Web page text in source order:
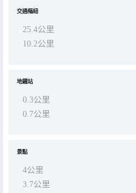
交通樞紐
25.4公里
10.2公里
地鐵站
0.3公里
0.7公里
景點
4公里
3.7公里